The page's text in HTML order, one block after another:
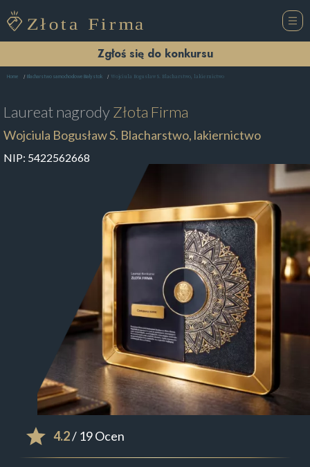
Zgłoś się do konkursu
Home Blacharstwo samochodowe Białystok Wojciula Bogusław S. Blacharstwo, lakiernictwo
Laureat nagrodyZłota Firma
Wojciula Bogusław S. Blacharstwo, lakiernictwo
NIP: 5422562668
4.2/ 19 Ocen